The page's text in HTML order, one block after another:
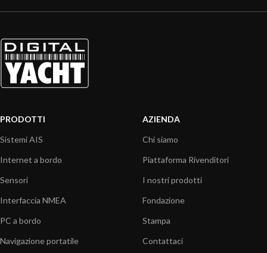
PRODOTTI
Sistemi AIS
Internet a bordo
Sensori
Interfaccia NMEA
PC a bordo
Navigazione portatile
AZIENDA
Chi siamo
Piattaforma Rivenditori
I nostri prodotti
Fondazione
Stampa
Contattaci